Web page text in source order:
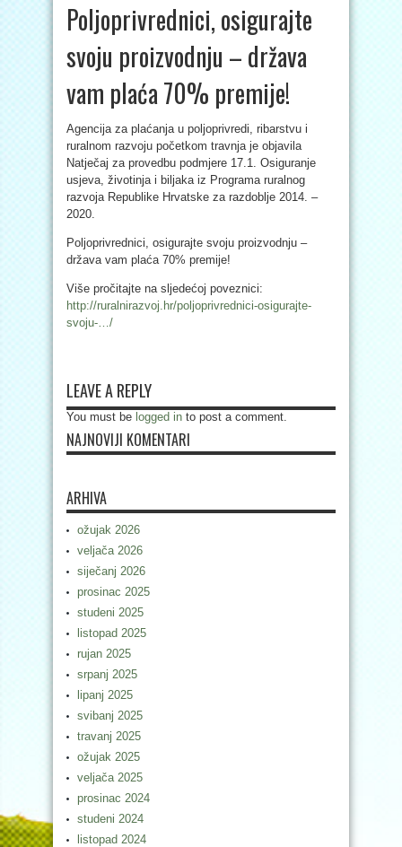
Poljoprivrednici, osigurajte
svoju proizvodnju – država
vam plaća 70% premije!
Agencija za plaćanja u poljoprivredi, ribarstvu i
ruralnom razvoju početkom travnja je objavila
Natječaj za provedbu podmjere 17.1. Osiguranje
usjeva, životinja i biljaka iz Programa ruralnog
razvoja Republike Hrvatske za razdoblje 2014. –
2020.
Poljoprivrednici, osigurajte svoju proizvodnju –
država vam plaća 70% premije!
Više pročitajte na sljedećoj poveznici:
http://ruralnirazvoj.hr/poljoprivrednici-osigurajte-
svoju-…/
LEAVE A REPLY
You must be logged in to post a comment.
NAJNOVIJI KOMENTARI
ARHIVA
ožujak 2026
veljača 2026
siječanj 2026
prosinac 2025
studeni 2025
listopad 2025
rujan 2025
srpanj 2025
lipanj 2025
svibanj 2025
travanj 2025
ožujak 2025
veljača 2025
prosinac 2024
studeni 2024
listopad 2024